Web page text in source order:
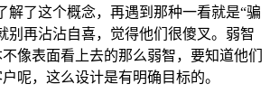
解了这个概念，再遇到那种一看就是“骗
别再沾沾自喜，觉得他们很傻叉。弱智
像表面看上去的那么弱智，要知道他们
呢，这么设计是有明确目标的。